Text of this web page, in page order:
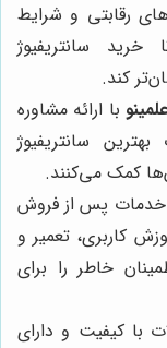
رقابتی و شرایط
سانتریفیوژ
کند.
علمینو با ارائه مشاوره
سانتریفیوژ
کمک می‌کنند.
خدمات پس از فروش
کاربری، تعمیر و
خاطر را برای
با کیفیت و دارای